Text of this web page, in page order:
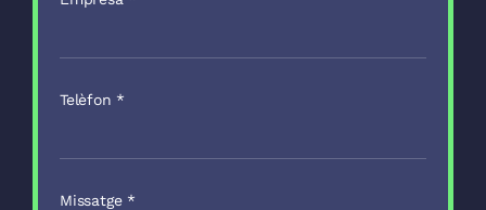
Telèfon *
Missatge *